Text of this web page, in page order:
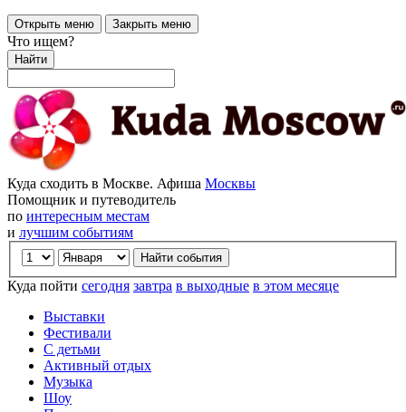
Открыть меню Закрыть меню
Что ищем?
Найти
Куда сходить в Москве. Афиша Москвы
Помощник и путеводитель
по интересным местам
и лучшим событиям
Куда пойти сегодня завтра в выходные в этом месяце
Выставки
Фестивали
С детьми
Активный отдых
Музыка
Шоу